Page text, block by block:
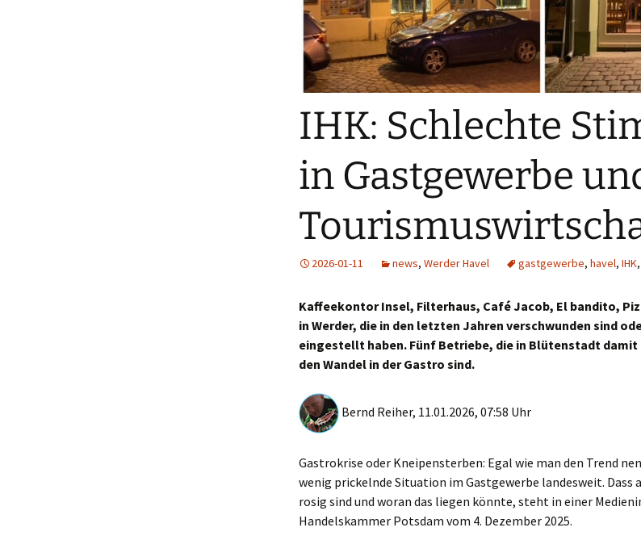
IHK: Schlechte
in Gastgewerbe
2026-01-11 news, Werder Havel gastgewerbe, havel, IHK,
Kaffeekontor Insel, Filterhaus, Café Jacob, El bandito,
in Werder, die in den letzten Jahren verschwunden sind
eingestellt haben. Fünf Betriebe, die in Blütenstadt
den Wandel in der Gastro sind.
Bernd Reiher, 11.01.2026, 07:58 Uhr
Gastrokrise oder Kneipensterben: Egal wie man den Trend
wenig prickelnde Situation im Gastgewerbe landesweit. Dass
rosig sind und woran das liegen könnte, steht in einer
Handelskammer Potsdam vom 4. Dezember 2025.